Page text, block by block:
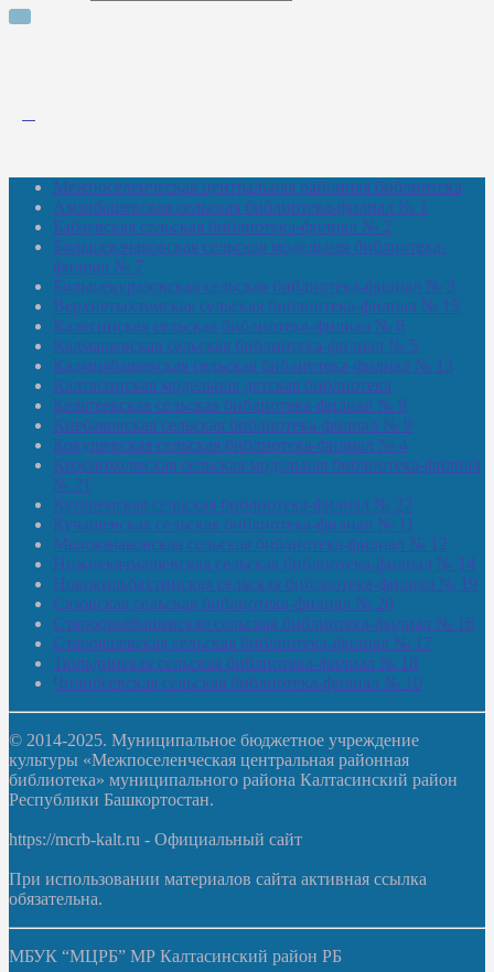
Межпоселенческая центральная районная библиотека
Амзибашевская сельская библиотека-филиал № 1
Бабаевская сельская библиотека-филиал № 2
Большекачаковская сельская модельная библиотека-
филиал № 7
Большекуразовская сельская библиотека-филиал № 3
Верхнетыхтемская сельская библиотека-филиал № 15
Калегинская сельская библиотека-филиал № 6
Калмашевская сельская библиотека-филиал № 5
Калмиябашевская сельская библиотека-филиал № 13
Калтасинская модельная детская библиотека
Кельтеевская сельская библиотека-филиал № 8
Киебаковская сельская библиотека-филиал № 9
Кокушевская сельская библиотека-филиал № 4
Краснохолмская сельская модельная библиотека-филиал
№ 21
Кутеремская сельская библиотека-филиал № 22
Кучашевская сельская библиотека-филиал № 11
Малокачаковская сельская библиотека-филиал № 12
Нижнекачмашевская сельская библиотека-филиал № 14
Новокильбахтинская сельская библиотека-филиал № 19
Сазовская сельская библиотека-филиал № 20
Староорьебашевская сельская библиотека-филиал № 16
Старояшевская сельская библиотека-филиал № 17
Тюльдинская сельская библиотека-филиал № 18
Чилибеевская сельская библиотека-филиал № 10
© 2014-2025. Муниципальное бюджетное учреждение
культуры «Межпоселенческая центральная районная
библиотека» муниципального района Калтасинский район
Республики Башкортостан.
https://mcrb-kalt.ru - Официальный сайт
При использовании материалов сайта активная ссылка
обязательна.
МБУК “МЦРБ” МР Калтасинский район РБ